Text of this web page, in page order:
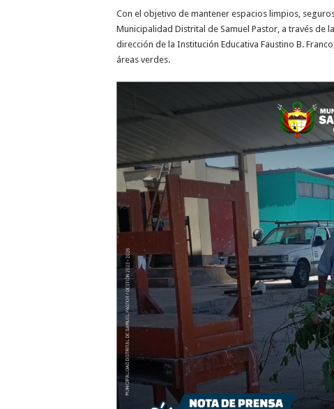
Con el objetivo de mantener espacios limpios,
Municipalidad Distrital de Samuel Pastor, a través de
dirección de la Institución Educativa Faustino B.
áreas verdes.